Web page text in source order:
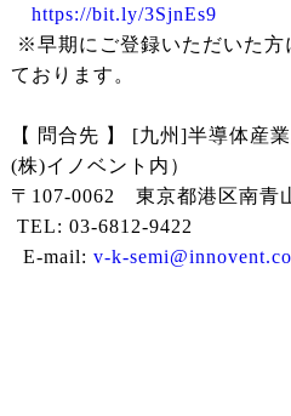
https://bit.ly/3SjnEs9
※早期にご登録いただいた方
ております。
【 問合先 】 [九州]半導体産
(株)イノベント内）
〒107-0062 東京都港区南青
TEL: 03-6812-9422
E-mail: v-k-